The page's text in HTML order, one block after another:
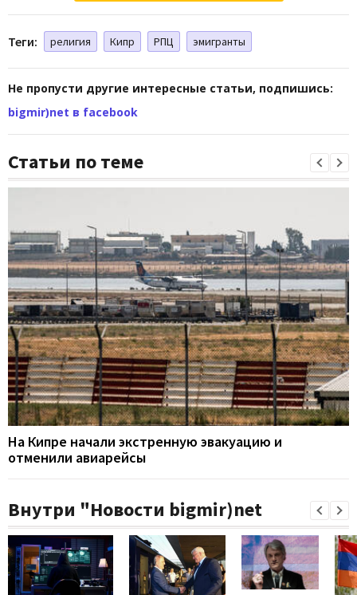
Теги: религия Кипр РПЦ эмигранты
Не пропусти другие интересные статьи, подпишись:
bigmir)net в facebook
Статьи по теме
На Кипре начали экстренную эвакуацию и
отменили авиарейсы
Внутри "Новости bigmir)net